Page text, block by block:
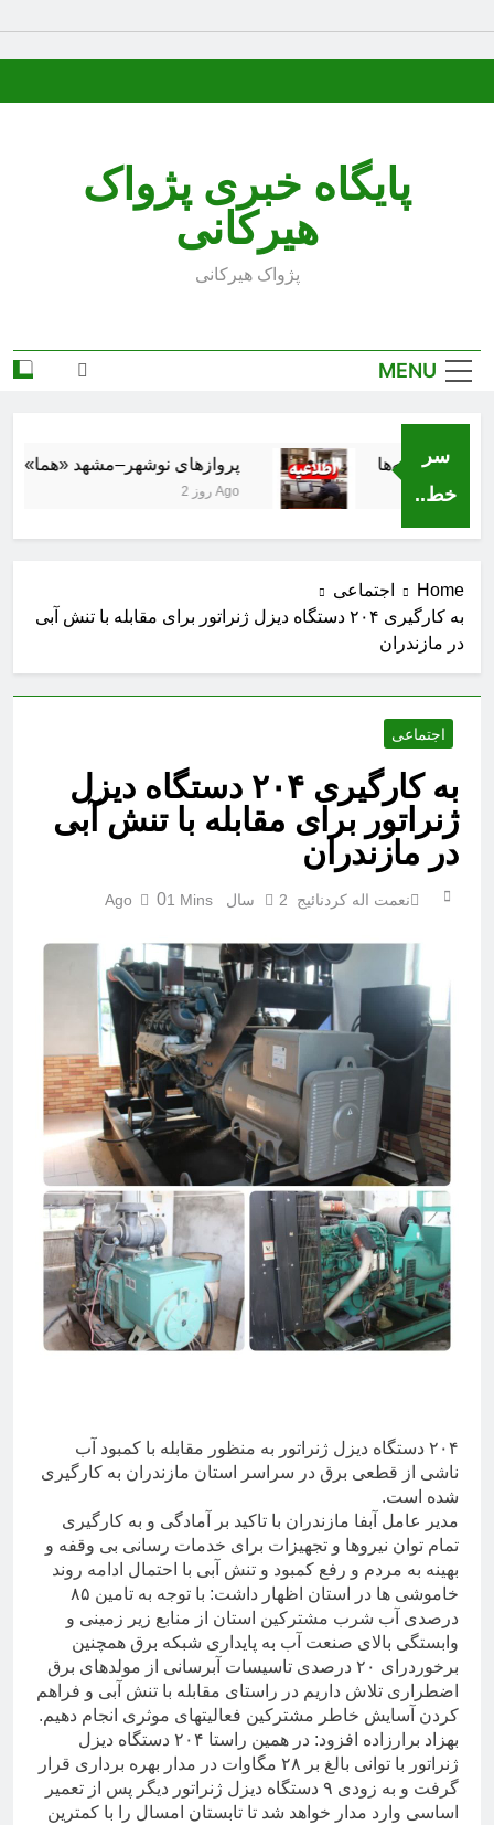
پایگاه خبری پژواک
هیرکانی
پژواک هیرکانی
MENU
سر
خط..
پروازهای نوشهر–مشهد «هما» از ۱۸ مرداد برقرار می‌شود
2 روز Ago
Home
اجتماعی
به کارگیری ۲۰۴ دستگاه دیزل ژنراتور برای مقابله با تنش آبی
در مازندران
اجتماعی
به کارگیری ۲۰۴ دستگاه دیزل
ژنراتور برای مقابله با تنش آبی
در مازندران
نعمت اله کردنائیج 2 سال Ago 01 Mins
۲۰۴ دستگاه دیزل ژنراتور به منظور مقابله با کمبود آب
ناشی از قطعی برق در سراسر استان مازندران به کارگیری
شده است.
مدیر عامل آبفا مازندران با تاکید بر آمادگی و به کارگیری
تمام توان نیروها و تجهیزات برای خدمات رسانی بی وقفه و
بهینه به مردم و رفع کمبود و تنش آبی با احتمال ادامه روند
خاموشی ها در استان اظهار داشت: با توجه به تامین ۸۵
درصدی آب شرب مشترکین استان از منابع زیر زمینی و
وابستگی بالای صنعت آب به پایداری شبکه برق همچنین
برخوردرای ۲۰ درصدی تاسیسات آبرسانی از مولدهای برق
اضطراری تلاش داریم در راستای مقابله با تنش آبی و فراهم
کردن آسایش خاطر مشترکین فعالیتهای موثری انجام دهیم.
بهزاد برارزاده افزود: در همین راستا ۲۰۴ دستگاه دیزل
ژنراتور با توانی بالغ بر ۲۸ مگاوات در مدار بهره برداری قرار
گرفت و به زودی ۹ دستگاه دیزل ژنراتور دیگر پس از تعمیر
اساسی وارد مدار خواهد شد تا تابستان امسال را با کمترین